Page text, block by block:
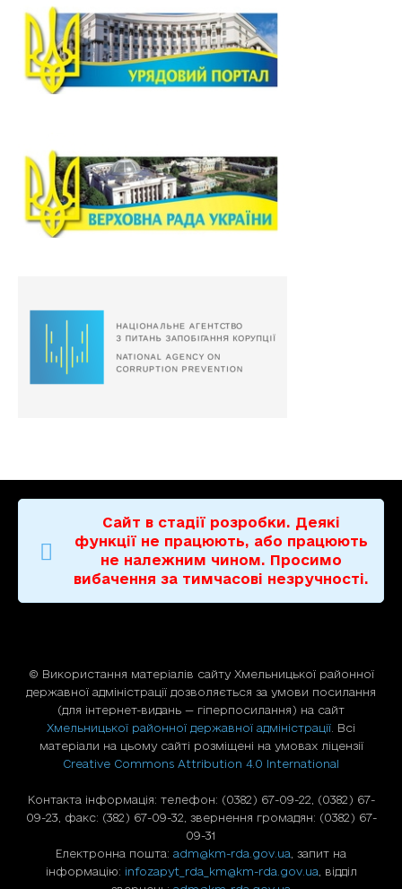
Сайт в стадії розробки. Деякі
функції не працюють, або працюють
не належним чином. Просимо
вибачення за тимчасові незручності.
© Використання матерiалiв сайту Хмельницької районної
державної адміністрації дозволяється за умови посилання
(для iнтернет-видань — гiперпосилання) на сайт
Хмельницької районної державної адміністрації . Всі
матеріали на цьому сайті розміщені на умовах ліцензії
Creative Commons Attribution 4.0 International
Контакта інформація: телефон: (0382) 67-09-22, (0382) 67-
09-23, факс: (382) 67-09-32, звернення громадян: (0382) 67-
09-31
Електронна пошта: adm@km-rda.gov.ua , запит на
інформацію: infozapyt_rda_km@km-rda.gov.ua , відділ